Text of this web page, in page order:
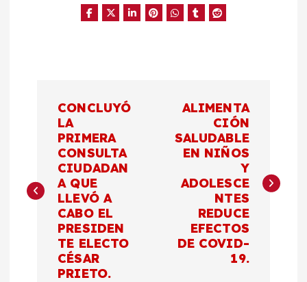
e
CONCLUYÓ
LA
PRIMERA
CONSULTA
CIUDADAN
A QUE
LLEVÓ A
CABO EL
PRESIDEN
TE ELECTO
CÉSAR
PRIETO.
ALIMENTA
CIÓN
SALUDABLE
EN NIÑOS
Y
ADOLESCE
NTES
REDUCE
EFECTOS
DE COVID-
19.